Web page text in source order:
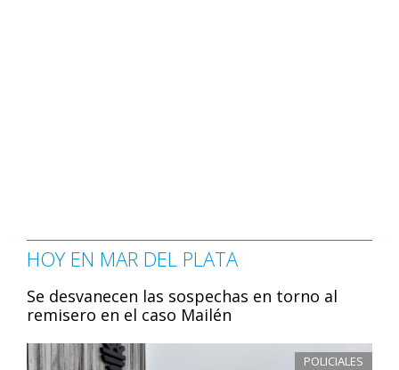
HOY EN MAR DEL PLATA
Se desvanecen las sospechas en torno al
remisero en el caso Mailén
POLICIALES